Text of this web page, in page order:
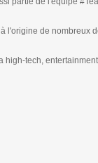
l'origine de nombreux
high-tech,